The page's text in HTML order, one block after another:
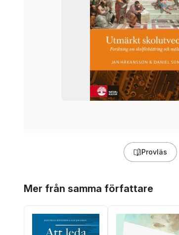
Provläs
Mer från samma författare